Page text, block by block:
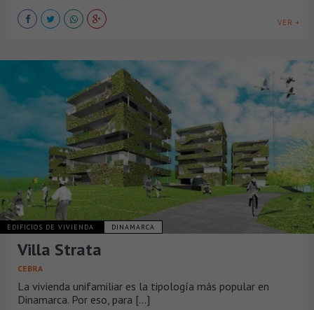
VER +
EDIFICIOS DE VIVIENDA DINAMARCA
Villa Strata
CEBRA
La vivienda unifamiliar es la tipología más popular en
Dinamarca. Por eso, para [...]